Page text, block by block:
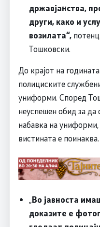
државјанства,
други, како и
возилата“,
Тошковски.
До крајот на
полициските
униформи. Според
неуспешен обид за да
набавка на
вистината е поинаква.
„Во јавноста
доказите е